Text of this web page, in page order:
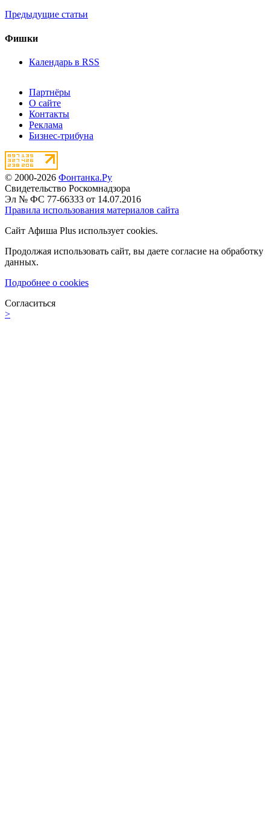
Предыдущие статьи
Фишки
Календарь в RSS
Партнёры
О сайте
Контакты
Реклама
Бизнес-трибуна
© 2000-2026 Фонтанка.Ру
Свидетельство Роскомнадзора
Эл № ФС 77-66333 от 14.07.2016
Правила использования материалов сайта
Сайт Афиша Plus использует cookies.
Продолжая использовать сайт, вы даете согласие на обработку
данных.
Подробнее о cookies
Согласиться
>